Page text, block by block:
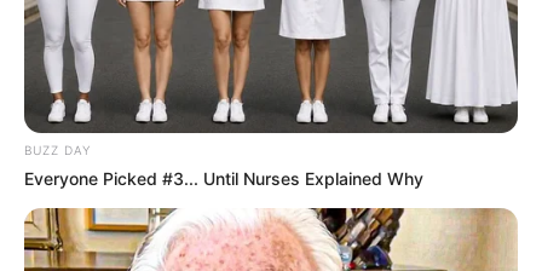
complet du jour
MEILLEURES OFFRES DE LA SEMAINE !
BUZZ DAY
Everyone Picked #3... Until Nurses Explained Why